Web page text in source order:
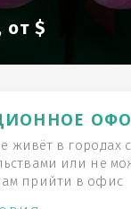
от $
живёт в городах
или не
прийти в офис